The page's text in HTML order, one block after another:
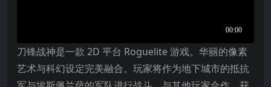
刀锋战神是一款 2D 平台 Roguelite 游戏。华丽的像素
艺术与科幻设定完美融合。玩家将作为地下城市的抵抗